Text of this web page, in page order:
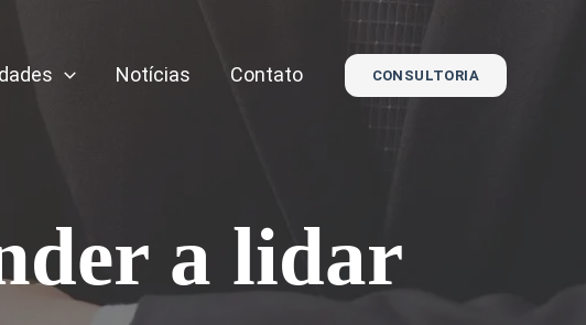
Notícias Contato CONSULTORIA
a lidar